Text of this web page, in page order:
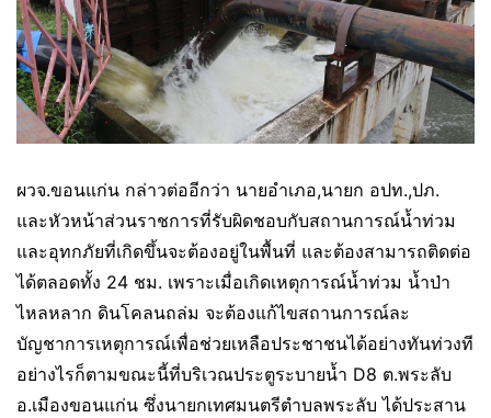
ผวจ.ขอนแก่น กล่าวต่ออีกว่า นายอำเภอ,นายก อปท.,ปภ.
และหัวหน้าส่วนราชการที่รับผิดชอบกับสถานการณ์น้ำท่วม
และอุทกภัยที่เกิดขึ้นจะต้องอยู่ในพื้นที่ และต้องสามารถติดต่อ
ได้ตลอดทั้ง 24 ชม. เพราะเมื่อเกิดเหตุการณ์น้ำท่วม น้ำป่า
ไหลหลาก ดินโคลนถล่ม จะต้องแก้ไขสถานการณ์ละ
บัญชาการเหตุการณ์เพื่อช่วยเหลือประชาชนได้อย่างทันท่วงที
อย่างไรก็ตามขณะนี้ที่บริเวณประตูระบายน้ำ D8 ต.พระลับ
อ.เมืองขอนแก่น ซึ่งนายกเทศมนตรีตำบลพระลับ ได้ประสาน